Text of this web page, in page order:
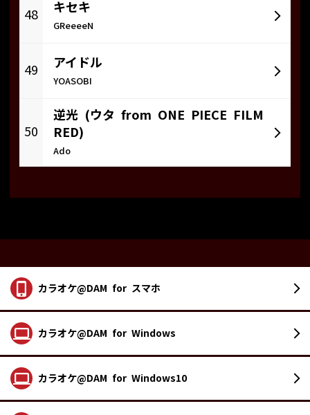
48
キセキ
GReeeeN
49
アイドル
YOASOBI
50
逆光 (ウタ from ONE PIECE FILM
RED)
Ado
カラオケ@DAM for スマホ
カラオケ@DAM for Windows
カラオケ@DAM for Windows10